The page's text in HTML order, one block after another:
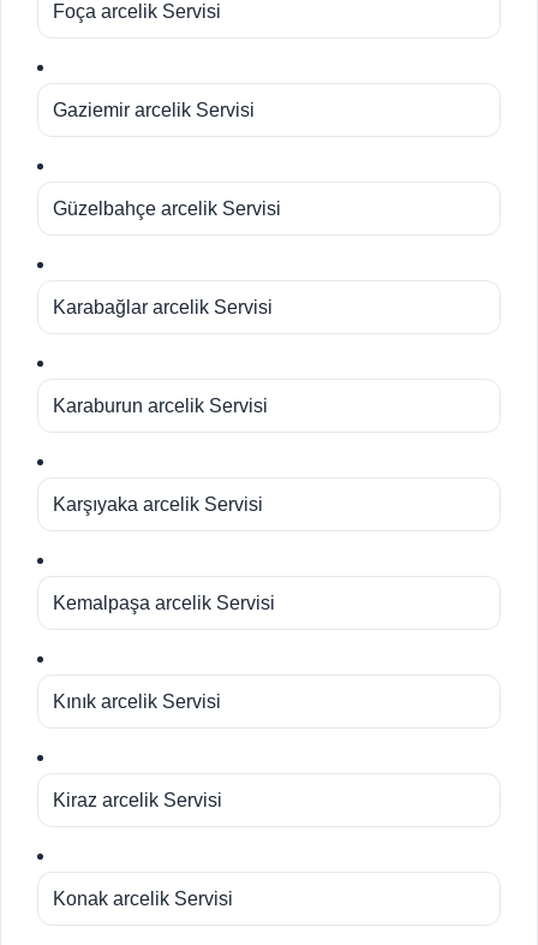
Foça arcelik Servisi
Gaziemir arcelik Servisi
Güzelbahçe arcelik Servisi
Karabağlar arcelik Servisi
Karaburun arcelik Servisi
Karşıyaka arcelik Servisi
Kemalpaşa arcelik Servisi
Kınık arcelik Servisi
Kiraz arcelik Servisi
Konak arcelik Servisi